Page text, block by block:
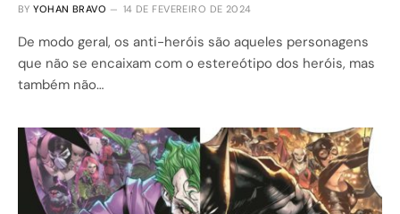
BY YOHAN BRAVO 14 DE FEVEREIRO DE 2024
De modo geral, os anti-heróis são aqueles personagens
que não se encaixam com o estereótipo dos heróis, mas
também não…